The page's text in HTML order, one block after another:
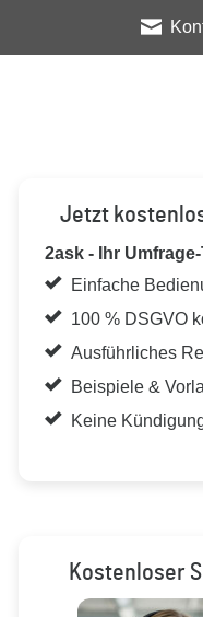
Jetzt
2ask - Ihr Umfrage-
Einfache
100 % DSGVO
Ausführliches
Beispiele &
Keine
Kostenloser